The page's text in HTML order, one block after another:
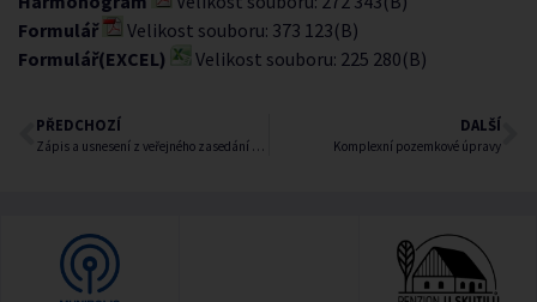
Formulář
Velikost souboru: 373 123(B)
Formulář(EXCEL)
Velikost souboru: 225 280(B)
PŘEDCHOZÍ
Zápis a usnesení z veřejného zasedání č.5/2015
DALŠÍ
Komplexní pozemkové úpravy